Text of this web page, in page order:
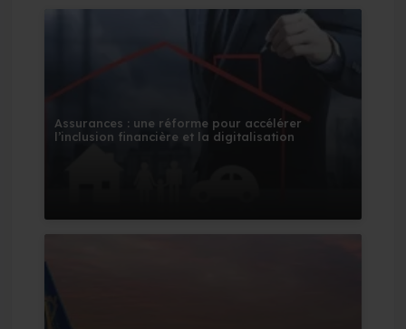
Assurances : une réforme pour accélérer
l’inclusion financière et la digitalisation